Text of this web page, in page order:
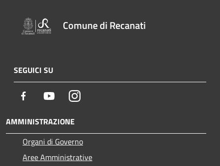
Comune di Recanati
SEGUICI SU
Facebook YoutubeInstagram
AMMINISTRAZIONE
Organi di Governo
Aree Amministrative